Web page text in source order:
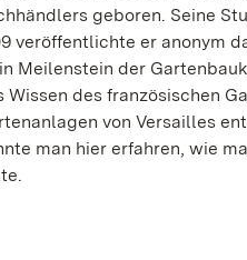
geboren. Seine
veröffentlichte er anonym
Meilenstein der
Wissen des französischen
von Versailles
man hier erfahren, wie